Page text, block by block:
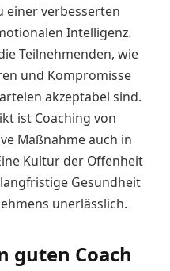
einer verbesserten
Intelligenz.
Teilnehmenden, wie
und Kompromisse
akzeptabel sind.
ist Coaching von
Maßnahme auch in
Kultur der Offenheit
Gesundheit
unerlässlich.
guten Coach